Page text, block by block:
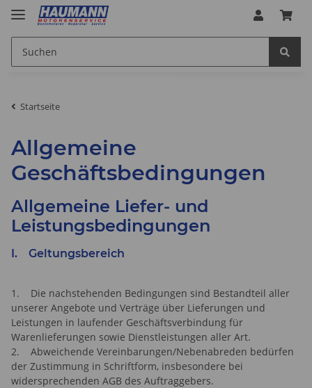
Startseite
Allgemeine
Geschäftsbedingungen
Allgemeine Liefer- und
Leistungsbedingungen
I. Geltungsbereich
1. Die nachstehenden Bedingungen sind Bestandteil aller
unserer Angebote und Verträge über Lieferungen und
Leistungen in laufender Geschäftsverbindung für
Warenlieferungen sowie Dienstleistungen aller Art.
2. Abweichende Vereinbarungen/Nebenabreden bedürfen
der Zustimmung in Schriftform, insbesondere bei
widersprechenden AGB des Auftraggebers.